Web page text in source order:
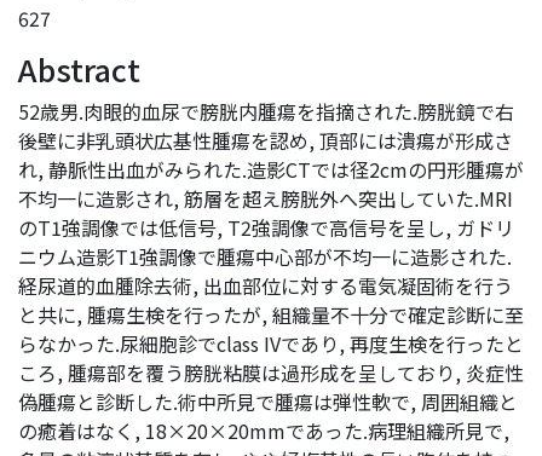
627
Abstract
52歳男.肉眼的血尿で膀胱内腫瘍を指摘された.膀胱鏡で右
後壁に非乳頭状広基性腫瘍を認め, 頂部には潰瘍が形成さ
れ, 静脈性出血がみられた.造影CTでは径2cmの円形腫瘍が
不均一に造影され, 筋層を超え膀胱外へ突出していた.MRI
のT1強調像では低信号, T2強調像で高信号を呈し, ガドリ
ニウム造影T1強調像で腫瘍中心部が不均一に造影された.
経尿道的血腫除去術, 出血部位に対する電気凝固術を行う
と共に, 腫瘍生検を行ったが, 組織量不十分で確定診断に至
らなかった.尿細胞診でclass IVであり, 再度生検を行ったと
ころ, 腫瘍部を覆う膀胱粘膜は過形成を呈しており, 炎症性
偽腫瘍と診断した.術中所見で腫瘍は弾性軟で, 周囲組織と
の癒着はなく, 18×20×20mmであった.病理組織所見で,